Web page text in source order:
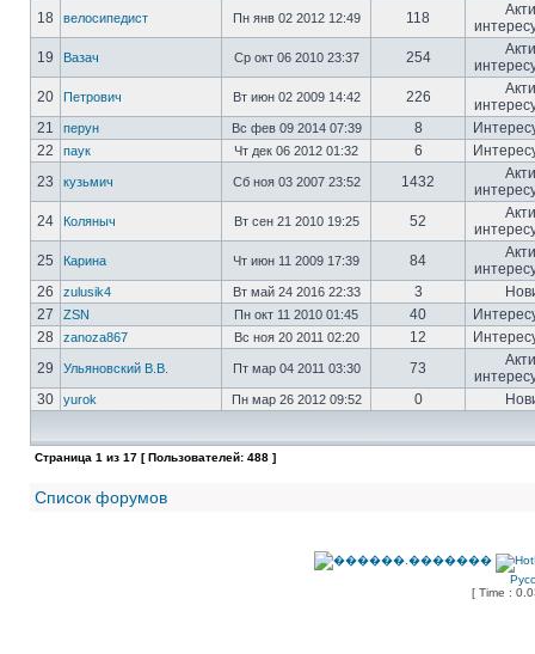
18
велосипедист Пн янв 02 2012 12:49 118
19
Вазач Ср окт 06 2010 23:37 254
20
Петрович Вт июн 02 2009 14:42 226
21
перун Вс фев 09 2014 07:39 8
22
паук Чт дек 06 2012 01:32 6
23
кузьмич Сб ноя 03 2007 23:52 1432
24
Коляныч Вт сен 21 2010 19:25 52
25
Карина Чт июн 11 2009 17:39 84
26
zulusik4 Вт май 24 2016 22:33 3
27
ZSN Пн окт 11 2010 01:45 40
28
zanoza867 Вс ноя 20 2011 02:20 12
29
Ульяновский В.В. Пт мар 04 2011 03:30 73
30
yurok Пн мар 26 2012 09:52 0
Страница 1 из 17 [ Пользователей: 488 ]
Список форумов
[ Time :